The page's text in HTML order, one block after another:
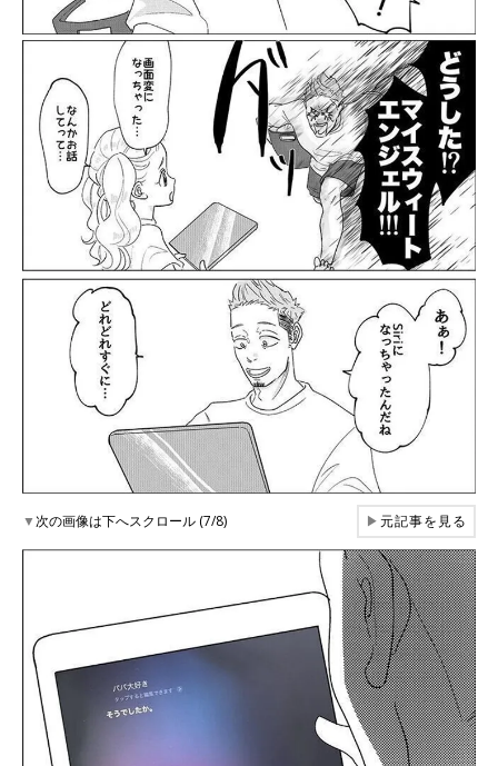
▼次の画像は下へスクロール (7/8) ▶元記事を見る